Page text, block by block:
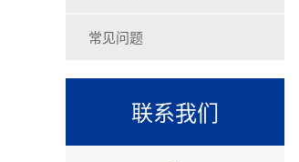
常见问题
联系我们